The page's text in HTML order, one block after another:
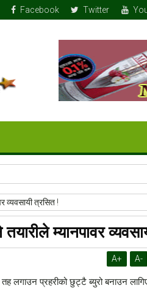
Facebook Twitter
सुन
व्यवसायी त्रसित !
म्यानपावर
A+ A-
लगाउन प्रहरीको छुट्टै ब्युरो बनाउन